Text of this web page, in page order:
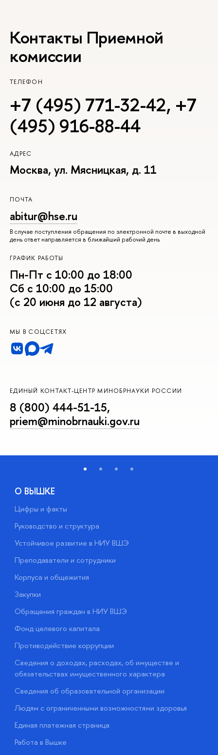
Контакты Приемной
комиссии
ТЕЛЕФОН
+7 (495) 771-32-42, +7
(495) 916-88-44
АДРЕС
Москва, ул. Мясницкая, д. 11
ПОЧТА
abitur@hse.ru
В случае поступления обращения по электронной почте в выходной
день ответ направляется в ближайший рабочий день
ГРАФИК РАБОТЫ
Пн-Пт с 10:00 до 18:00
Сб с 10:00 до 15:00
(с 20 июня до 12 августа)
МЫ В СОЦСЕТЯХ
ЕДИНЫЙ КОНТАКТ-ЦЕНТР МИНОБРНАУКИ РОССИИ
8 (800) 444-51-15,
priem@minobrnauki.gov.ru
О ВЫШКЕ
Цифры и факты
Руководство и структура
Устойчивое развитие в НИУ ВШЭ
Преподаватели и сотрудники
Корпуса и общежития
Закупки
Обращения граждан в НИУ ВШЭ
Фонд целевого капитала
Противодействие коррупции
Сведения о доходах, расходах, об имуществе и
обязательствах имущественного характера
Сведения об образовательной организации
Людям с ограниченными возможностями здоровья
Единая платежная страница
Работа в Вышке